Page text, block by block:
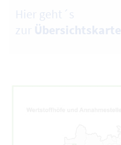
Hier geht´s
zur Übersichtskarte